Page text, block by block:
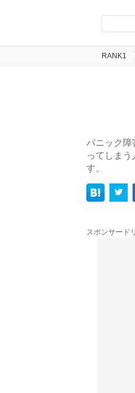
RANK1
パニック障
ってしま
す。
スポンサード